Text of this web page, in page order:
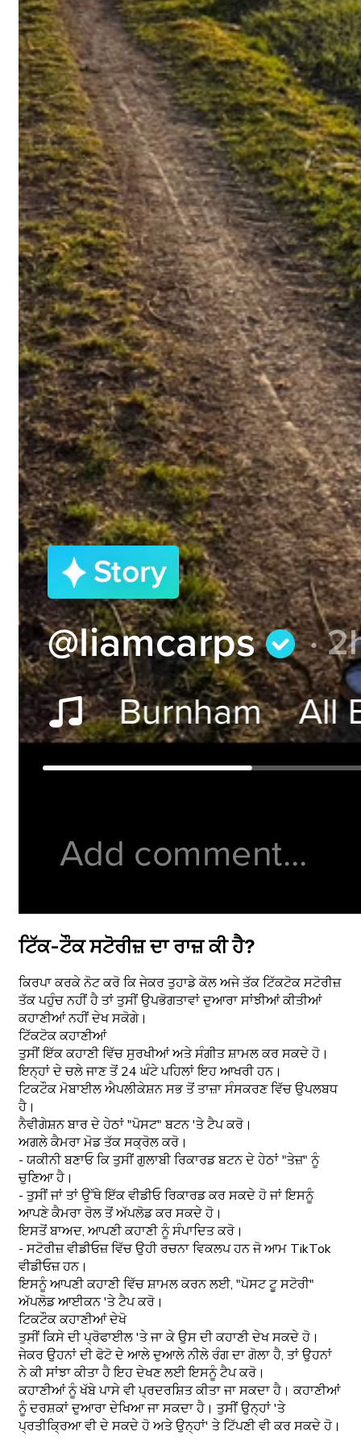
ਟਿੱਕ-ਟੌਕ ਸਟੋਰੀਜ਼ ਦਾ ਰਾਜ਼ ਕੀ ਹੈ?
ਕਿਰਪਾ ਕਰਕੇ ਨੋਟ ਕਰੋ ਕਿ ਜੇਕਰ ਤੁਹਾਡੇ ਕੋਲ ਅਜੇ ਤੱਕ ਟਿੱਕਟੋਕ ਸਟੋਰੀਜ਼
ਤੱਕ ਪਹੁੰਚ ਨਹੀਂ ਹੈ ਤਾਂ ਤੁਸੀਂ ਉਪਭੋਗਤਾਵਾਂ ਦੁਆਰਾ ਸਾਂਝੀਆਂ ਕੀਤੀਆਂ
ਕਹਾਣੀਆਂ ਨਹੀਂ ਦੇਖ ਸਕੋਗੇ।
ਟਿੱਕਟੋਕ ਕਹਾਣੀਆਂ
ਤੁਸੀਂ ਇੱਕ ਕਹਾਣੀ ਵਿੱਚ ਸੁਰਖੀਆਂ ਅਤੇ ਸੰਗੀਤ ਸ਼ਾਮਲ ਕਰ ਸਕਦੇ ਹੋ।
ਇਨ੍ਹਾਂ ਦੇ ਚਲੇ ਜਾਣ ਤੋਂ 24 ਘੰਟੇ ਪਹਿਲਾਂ ਇਹ ਆਖਰੀ ਹਨ।
ਟਿਕਟੌਕ ਮੋਬਾਈਲ ਐਪਲੀਕੇਸ਼ਨ ਸਭ ਤੋਂ ਤਾਜ਼ਾ ਸੰਸਕਰਣ ਵਿੱਚ ਉਪਲਬਧ
ਹੈ।
ਨੈਵੀਗੇਸ਼ਨ ਬਾਰ ਦੇ ਹੇਠਾਂ "ਪੋਸਟ" ਬਟਨ 'ਤੇ ਟੈਪ ਕਰੋ।
ਅਗਲੇ ਕੈਮਰਾ ਮੋਡ ਤੱਕ ਸਕ੍ਰੋਲ ਕਰੋ।
- ਯਕੀਨੀ ਬਣਾਓ ਕਿ ਤੁਸੀਂ ਗੁਲਾਬੀ ਰਿਕਾਰਡ ਬਟਨ ਦੇ ਹੇਠਾਂ "ਤੇਜ਼" ਨੂੰ
ਚੁਣਿਆ ਹੈ।
- ਤੁਸੀਂ ਜਾਂ ਤਾਂ ਉੱਥੇ ਇੱਕ ਵੀਡੀਓ ਰਿਕਾਰਡ ਕਰ ਸਕਦੇ ਹੋ ਜਾਂ ਇਸਨੂੰ
ਆਪਣੇ ਕੈਮਰਾ ਰੋਲ ਤੋਂ ਅੱਪਲੋਡ ਕਰ ਸਕਦੇ ਹੋ।
ਇਸਤੋਂ ਬਾਅਦ, ਆਪਣੀ ਕਹਾਣੀ ਨੂੰ ਸੰਪਾਦਿਤ ਕਰੋ।
- ਸਟੋਰੀਜ਼ ਵੀਡੀਓਜ਼ ਵਿੱਚ ਉਹੀ ਰਚਨਾ ਵਿਕਲਪ ਹਨ ਜੋ ਆਮ TikTok
ਵੀਡੀਓਜ਼ ਹਨ।
ਇਸਨੂੰ ਆਪਣੀ ਕਹਾਣੀ ਵਿੱਚ ਸ਼ਾਮਲ ਕਰਨ ਲਈ, "ਪੋਸਟ ਟੂ ਸਟੋਰੀ"
ਅੱਪਲੋਡ ਆਈਕਨ 'ਤੇ ਟੈਪ ਕਰੋ।
ਟਿਕਟੌਕ ਕਹਾਣੀਆਂ ਦੇਖੋ
ਤੁਸੀਂ ਕਿਸੇ ਦੀ ਪ੍ਰੋਫਾਈਲ 'ਤੇ ਜਾ ਕੇ ਉਸ ਦੀ ਕਹਾਣੀ ਦੇਖ ਸਕਦੇ ਹੋ।
ਜੇਕਰ ਉਹਨਾਂ ਦੀ ਫੋਟੋ ਦੇ ਆਲੇ ਦੁਆਲੇ ਨੀਲੇ ਰੰਗ ਦਾ ਗੋਲਾ ਹੈ, ਤਾਂ ਉਹਨਾਂ
ਨੇ ਕੀ ਸਾਂਝਾ ਕੀਤਾ ਹੈ ਇਹ ਦੇਖਣ ਲਈ ਇਸਨੂੰ ਟੈਪ ਕਰੋ।
ਕਹਾਣੀਆਂ ਨੂੰ ਖੱਬੇ ਪਾਸੇ ਵੀ ਪ੍ਰਦਰਸ਼ਿਤ ਕੀਤਾ ਜਾ ਸਕਦਾ ਹੈ। ਕਹਾਣੀਆਂ
ਨੂੰ ਦਰਸ਼ਕਾਂ ਦੁਆਰਾ ਦੇਖਿਆ ਜਾ ਸਕਦਾ ਹੈ। ਤੁਸੀਂ ਉਨ੍ਹਾਂ 'ਤੇ
ਪ੍ਰਤੀਕ੍ਰਿਆ ਵੀ ਦੇ ਸਕਦੇ ਹੋ ਅਤੇ ਉਨ੍ਹਾਂ' ਤੇ ਟਿੱਪਣੀ ਵੀ ਕਰ ਸਕਦੇ ਹੋ।